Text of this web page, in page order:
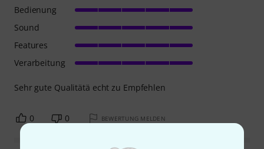
Sehr gute Qualitätä echt zu Empfehlen
Bedienung
Sound
Features
Verarbeitung
0 0 BEWERTUNG MELDEN